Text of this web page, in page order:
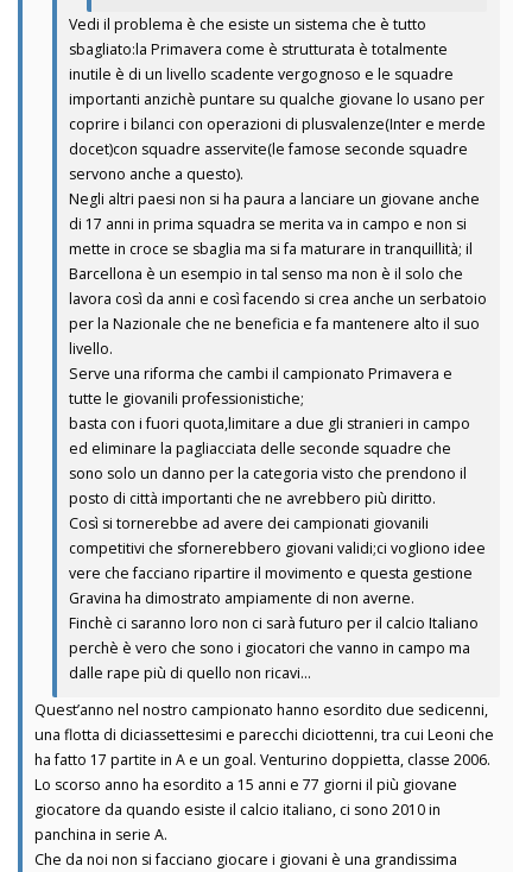
Vedi il problema è che esiste un sistema che è tutto
sbagliato:la Primavera come è strutturata è totalmente
inutile è di un livello scadente vergognoso e le squadre
importanti anzichè puntare su qualche giovane lo usano per
coprire i bilanci con operazioni di plusvalenze(Inter e merde
docet)con squadre asservite(le famose seconde squadre
servono anche a questo).
Negli altri paesi non si ha paura a lanciare un giovane anche
di 17 anni in prima squadra se merita va in campo e non si
mette in croce se sbaglia ma si fa maturare in tranquillità; il
Barcellona è un esempio in tal senso ma non è il solo che
lavora così da anni e così facendo si crea anche un serbatoio
per la Nazionale che ne beneficia e fa mantenere alto il suo
livello.
Serve una riforma che cambi il campionato Primavera e
tutte le giovanili professionistiche;
basta con i fuori quota,limitare a due gli stranieri in campo
ed eliminare la pagliacciata delle seconde squadre che
sono solo un danno per la categoria visto che prendono il
posto di città importanti che ne avrebbero più diritto.
Così si tornerebbe ad avere dei campionati giovanili
competitivi che sfornerebbero giovani validi;ci vogliono idee
vere che facciano ripartire il movimento e questa gestione
Gravina ha dimostrato ampiamente di non averne.
Finchè ci saranno loro non ci sarà futuro per il calcio Italiano
perchè è vero che sono i giocatori che vanno in campo ma
dalle rape più di quello non ricavi...
Quest’anno nel nostro campionato hanno esordito due sedicenni,
una flotta di diciassettesimi e parecchi diciottenni, tra cui Leoni che
ha fatto 17 partite in A e un goal. Venturino doppietta, classe 2006.
Lo scorso anno ha esordito a 15 anni e 77 giorni il più giovane
giocatore da quando esiste il calcio italiano, ci sono 2010 in
panchina in serie A.
Che da noi non si facciano giocare i giovani è una grandissima